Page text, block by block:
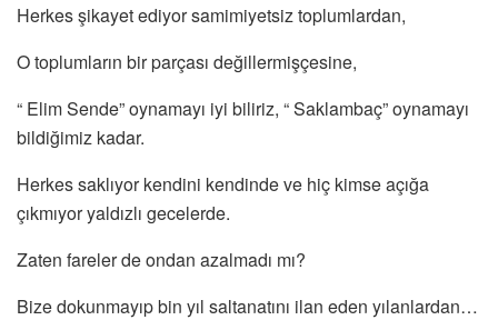
Herkes şikayet ediyor samimiyetsiz toplumlardan,
O toplumların bir parçası değillermişçesine,
“ Elim Sende” oynamayı iyi biliriz, “ Saklambaç” oynamayı
bildiğimiz kadar.
Herkes saklıyor kendini kendinde ve hiç kimse açığa
çıkmıyor yaldızlı gecelerde.
Zaten fareler de ondan azalmadı mı?
Bize dokunmayıp bin yıl saltanatını ilan eden yılanlardan…